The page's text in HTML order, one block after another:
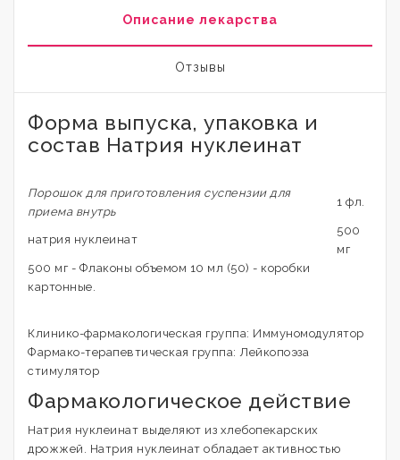
Описание лекарства
Отзывы
Форма выпуска, упаковка и
состав Натрия нуклеинат
Порошок для приготовления суспензии для
приема внутрь
1 фл.
натрия нуклеинат
500
мг
500 мг - Флаконы объемом 10 мл (50) - коробки
картонные.
Клинико-фармакологическая группа: Иммуномодулятор
Фармако-терапевтическая группа: Лейкопоэза
стимулятор
Фармакологическое действие
Натрия нуклеинат выделяют из хлебопекарских
дрожжей. Натрия нуклеинат обладает активностью